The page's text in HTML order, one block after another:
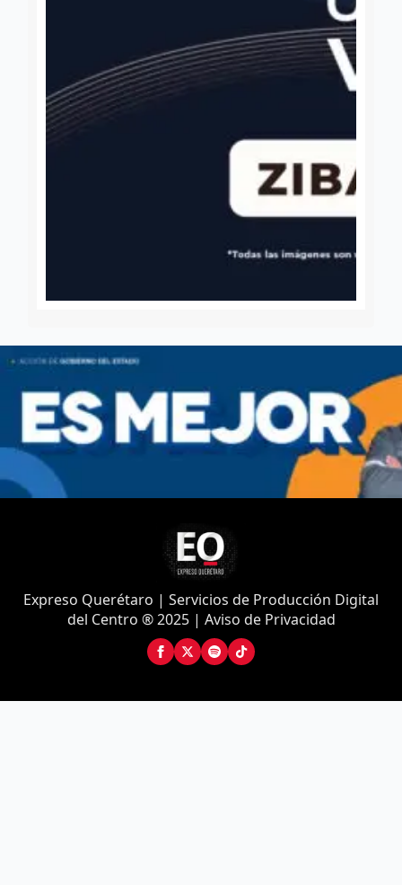
Expreso Querétaro | Servicios de Producción Digital
del Centro ® 2025 | Aviso de Privacidad